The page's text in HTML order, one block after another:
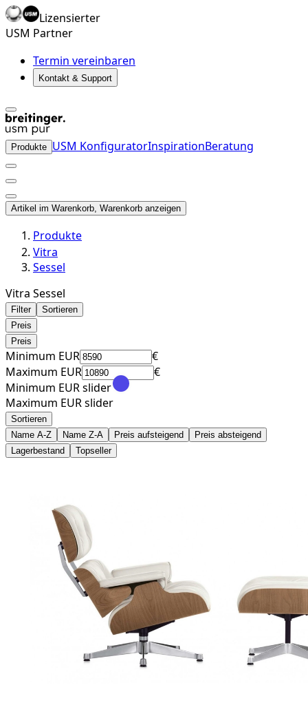
Lizensierter
USM Partner
Termin vereinbaren
Kontakt & Support
Produkte USM KonfiguratorInspirationBeratung
Artikel im Warenkorb, Warenkorb anzeigen
Produkte
Vitra
Sessel
Vitra Sessel
Filter
Sortieren
Preis
Preis
Minimum EUR
€
Maximum EUR
€
Minimum EUR slider
Maximum EUR slider
Sortieren
Name A-Z
Name Z-A Preis aufsteigend
Preis absteigend
Lagerbestand
Topseller